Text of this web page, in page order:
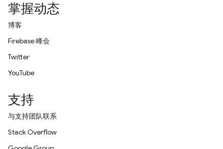
掌握动态
博客
Firebase 峰会
Twitter
YouTube
支持
与支持团队联系
Stack Overflow